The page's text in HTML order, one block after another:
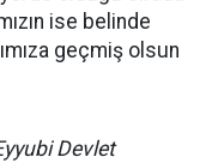
ise belinde
geçmiş olsun
Devlet